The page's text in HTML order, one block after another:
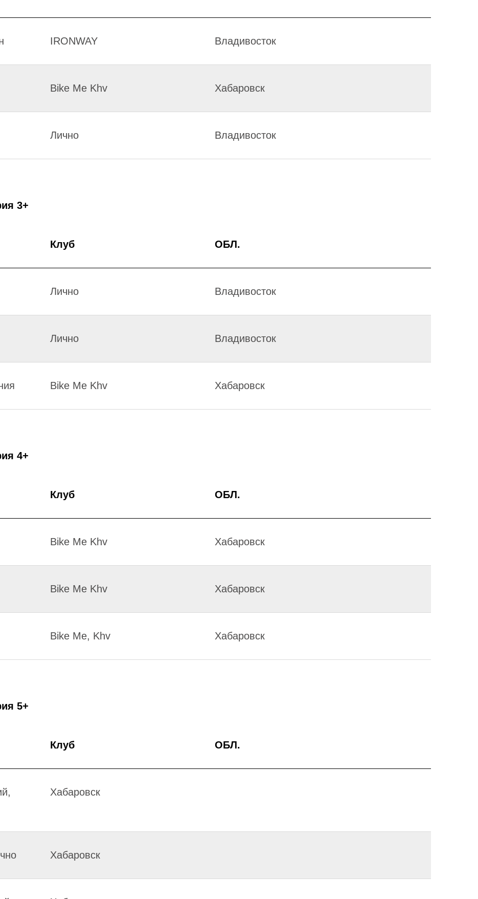
IRONWAY Владивосток
Bike Me Khv Хабаровск
Лично Владивосток
3+
Клуб ОБЛ.
Лично Владивосток
Лично Владивосток
Bike Me Khv Хабаровск
4+
Клуб ОБЛ.
Bike Me Khv Хабаровск
Bike Me Khv Хабаровск
Bike Me, Khv Хабаровск
5+
Клуб ОБЛ.
Хабаровск
Хабаровск